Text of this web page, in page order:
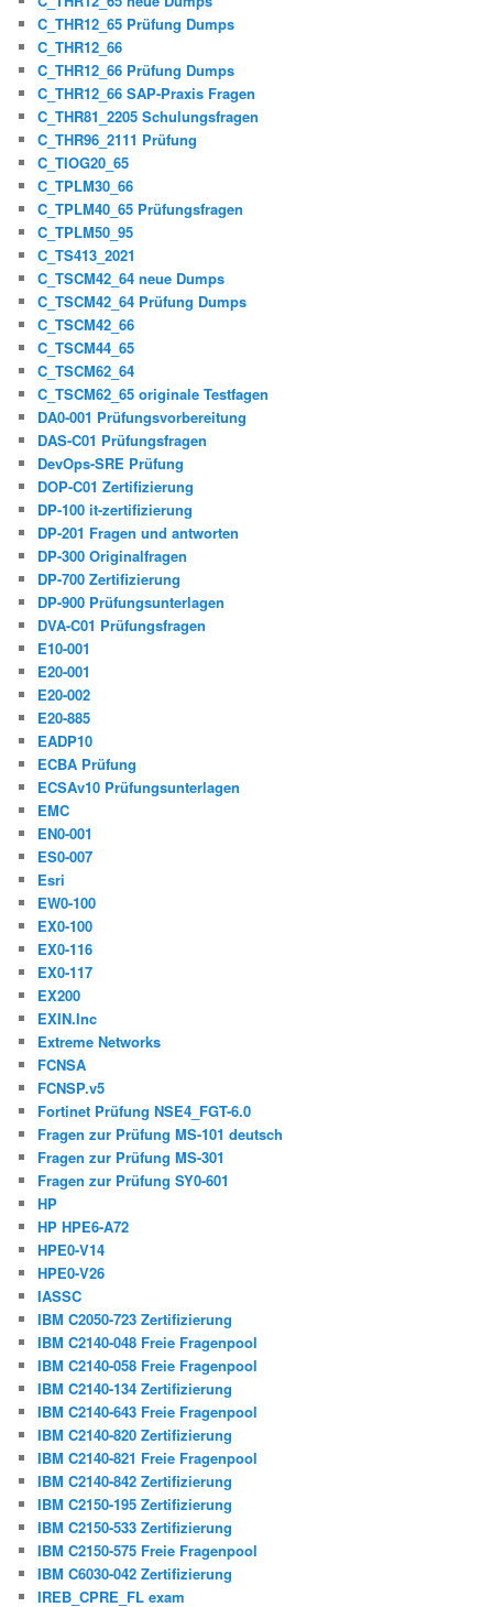
C_THR12_65 Prüfung Dumps
C_THR12_66
C_THR12_66 Prüfung Dumps
C_THR12_66 SAP-Praxis Fragen
C_THR81_2205 Schulungsfragen
C_THR96_2111 Prüfung
C_TIOG20_65
C_TPLM30_66
C_TPLM40_65 Prüfungsfragen
C_TPLM50_95
C_TS413_2021
C_TSCM42_64 neue Dumps
C_TSCM42_64 Prüfung Dumps
C_TSCM42_66
C_TSCM44_65
C_TSCM62_64
C_TSCM62_65 originale Testfagen
DA0-001 Prüfungsvorbereitung
DAS-C01 Prüfungsfragen
DevOps-SRE Prüfung
DOP-C01 Zertifizierung
DP-100 it-zertifizierung
DP-201 Fragen und antworten
DP-300 Originalfragen
DP-700 Zertifizierung
DP-900 Prüfungsunterlagen
DVA-C01 Prüfungsfragen
E10-001
E20-001
E20-002
E20-885
EADP10
ECBA Prüfung
ECSAv10 Prüfungsunterlagen
EMC
EN0-001
ES0-007
Esri
EW0-100
EX0-100
EX0-116
EX0-117
EX200
EXIN.Inc
Extreme Networks
FCNSA
FCNSP.v5
Fortinet Prüfung NSE4_FGT-6.0
Fragen zur Prüfung MS-101 deutsch
Fragen zur Prüfung MS-301
Fragen zur Prüfung SY0-601
HP
HP HPE6-A72
HPE0-V14
HPE0-V26
IASSC
IBM C2050-723 Zertifizierung
IBM C2140-048 Freie Fragenpool
IBM C2140-058 Freie Fragenpool
IBM C2140-134 Zertifizierung
IBM C2140-643 Freie Fragenpool
IBM C2140-820 Zertifizierung
IBM C2140-821 Freie Fragenpool
IBM C2140-842 Zertifizierung
IBM C2150-195 Zertifizierung
IBM C2150-533 Zertifizierung
IBM C2150-575 Freie Fragenpool
IBM C6030-042 Zertifizierung
IREB_CPRE_FL exam